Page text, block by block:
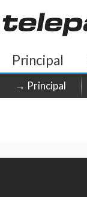
Principal
→ Principal